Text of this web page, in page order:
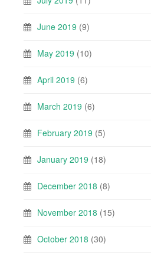
June 2019 (9)
May 2019 (10)
April 2019 (6)
March 2019 (6)
February 2019 (5)
January 2019 (18)
December 2018 (8)
November 2018 (15)
October 2018 (30)